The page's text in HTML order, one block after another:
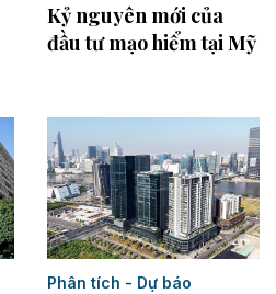
Kỷ nguyên mới của
đầu tư mạo hiểm tại Mỹ
Phân tích - Dự báo